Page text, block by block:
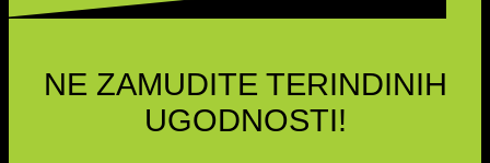
NE ZAMUDITE TERINDINIH
UGODNOSTI!